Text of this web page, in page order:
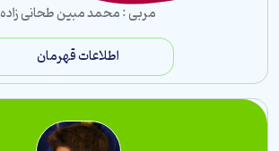
مربی : محمد مبین طحانی زاده
اطلاعات قهرمان